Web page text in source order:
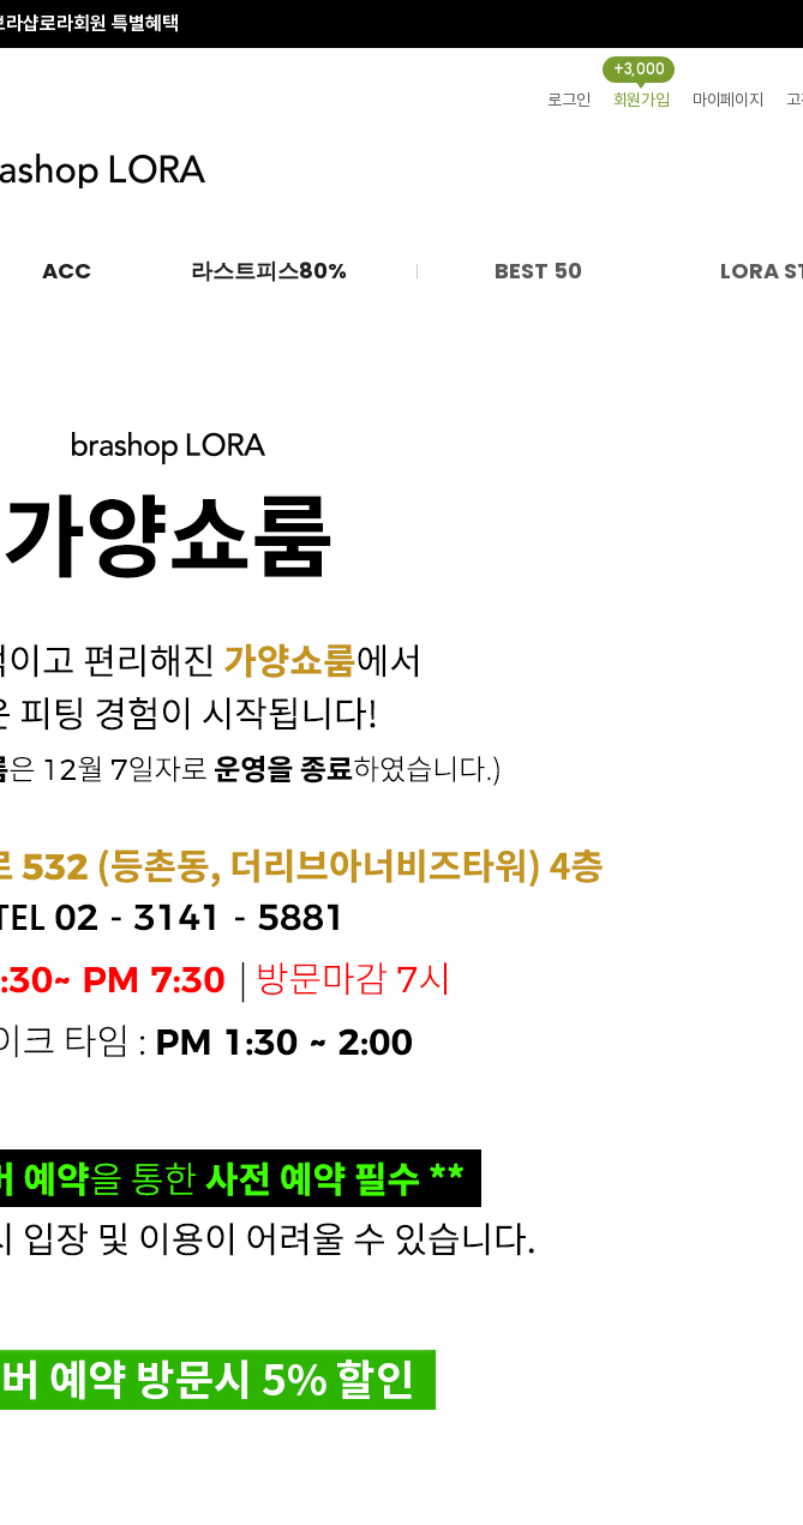
배송 전 변경·취소안내
로그인 회원가입
+3,000
마이페이지
ACC 라스트피스80% BEST 50 LORA